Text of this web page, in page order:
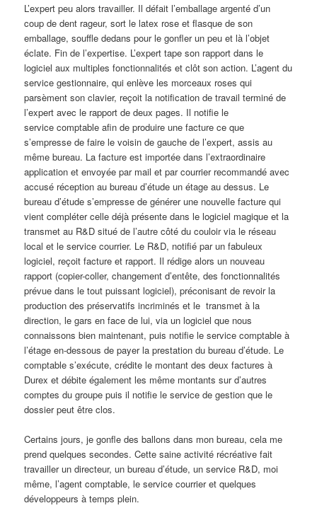
L’expert peu alors travailler. Il défait l’emballage argenté d’un
coup de dent rageur, sort le latex rose et flasque de son
emballage, souffle dedans pour le gonfler un peu et là l’objet
éclate. Fin de l’expertise. L’expert tape son rapport dans le
logiciel aux multiples fonctionnalités et clôt son action. L’agent du
service gestionnaire, qui enlève les morceaux roses qui
parsèment son clavier, reçoit la notification de travail terminé de
l’expert avec le rapport de deux pages. Il notifie le
service comptable afin de produire une facture ce que
s’empresse de faire le voisin de gauche de l’expert, assis au
même bureau. La facture est importée dans l’extraordinaire
application et envoyée par mail et par courrier recommandé avec
accusé réception au bureau d’étude un étage au dessus. Le
bureau d’étude s’empresse de générer une nouvelle facture qui
vient compléter celle déjà présente dans le logiciel magique et la
transmet au R&D situé de l’autre côté du couloir via le réseau
local et le service courrier. Le R&D, notifié par un fabuleux
logiciel, reçoit facture et rapport. Il rédige alors un nouveau
rapport (copier-coller, changement d’entête, des fonctionnalités
prévue dans le tout puissant logiciel), préconisant de revoir la
production des préservatifs incriminés et le transmet à la
direction, le gars en face de lui, via un logiciel que nous
connaissons bien maintenant, puis notifie le service comptable à
l’étage en-dessous de payer la prestation du bureau d’étude. Le
comptable s’exécute, crédite le montant des deux factures à
Durex et débite également les même montants sur d’autres
comptes du groupe puis il notifie le service de gestion que le
dossier peut être clos.
Certains jours, je gonfle des ballons dans mon bureau, cela me
prend quelques secondes. Cette saine activité récréative fait
travailler un directeur, un bureau d’étude, un service R&D, moi
même, l’agent comptable, le service courrier et quelques
développeurs à temps plein.